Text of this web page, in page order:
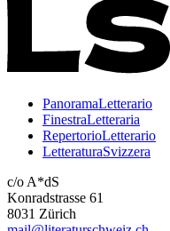
PanoramaLetterario
FinestraLetteraria
RepertorioLetterario
LetteraturaSvizzera
c/o A*dS
Konradstrasse 61
8031 Zürich